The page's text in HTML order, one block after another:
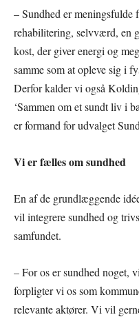
– Sundhed er meningsfulde
rehabilitering, selvværd, en
kost, der giver energi og
samme som at opleve sig i
Derfor kalder vi også
‘Sammen om et sundt liv i
er formand for udvalget
Vi er fælles om sundhed
En af de grundlæggende
vil integrere sundhed og
samfundet.
– For os er sundhed noget,
forpligter vi os som
relevante aktører. Vi vil